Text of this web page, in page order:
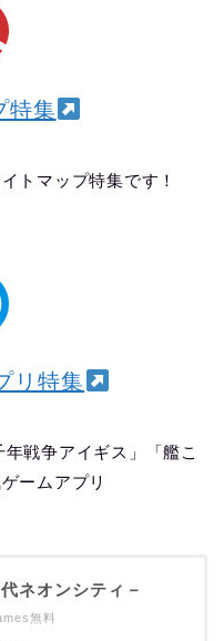
特集
トマップ特集です！
リ特集
戦争アイギス」「艦こ
ームアプリ
ネオンシティ－
無料